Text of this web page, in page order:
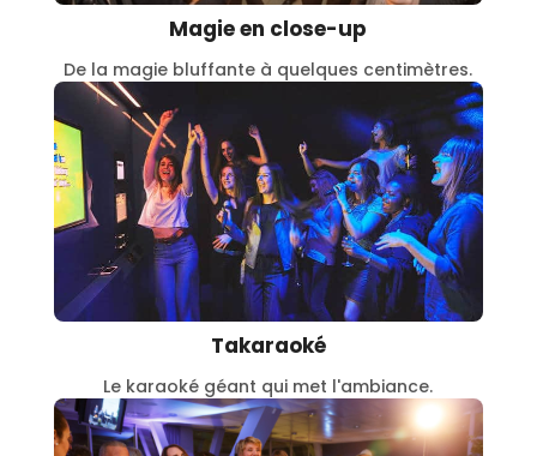
Magie en close-up
De la magie bluffante à quelques centimètres.
Takaraoké
Le karaoké géant qui met l'ambiance.